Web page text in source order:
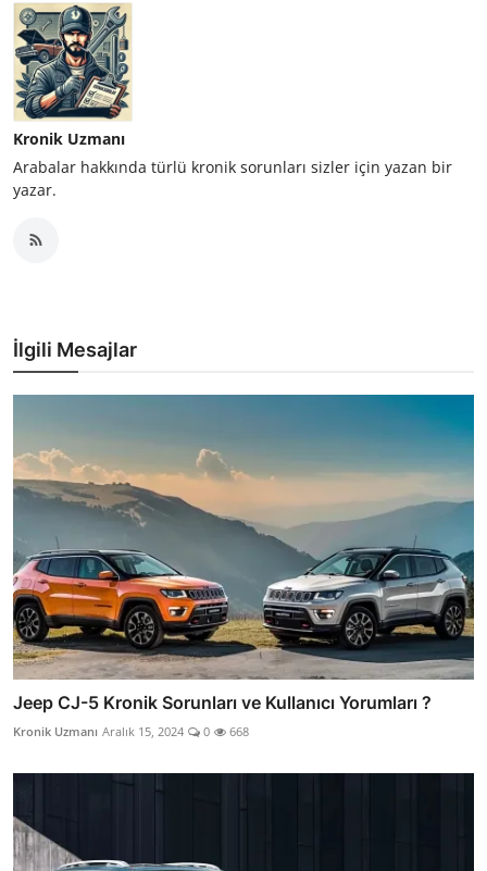
Kronik Uzmanı
Arabalar hakkında türlü kronik sorunları sizler için yazan bir
yazar.
İlgili Mesajlar
Jeep CJ-5 Kronik Sorunları ve Kullanıcı Yorumları ?
Kronik Uzmanı Aralık 15, 2024 0 668